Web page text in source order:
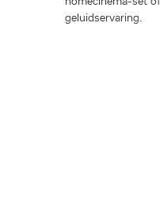
geluidservaring.